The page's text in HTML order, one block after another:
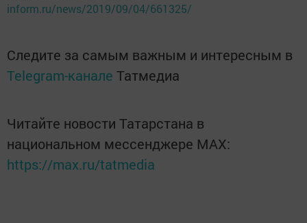
inform.ru/news/2019/09/04/661325/
Следите за самым важным и интересным в
Telegram-канале Татмедиа
Читайте новости Татарстана в
национальном мессенджере MАХ:
https://max.ru/tatmedia